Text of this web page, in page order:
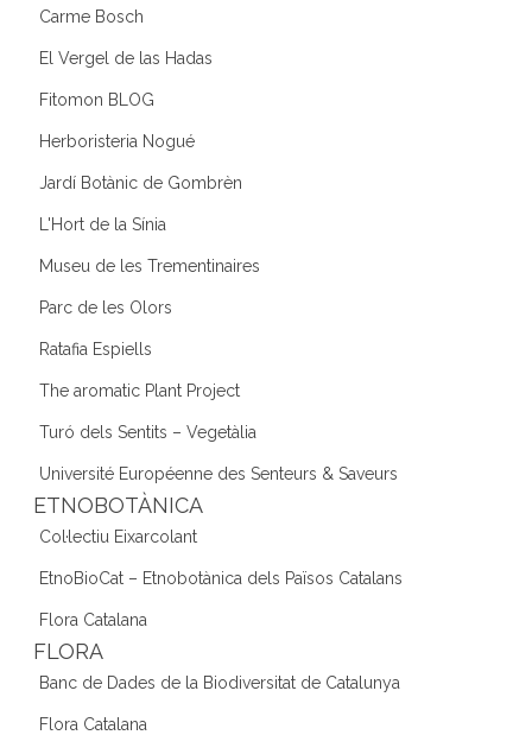
Carme Bosch
El Vergel de las Hadas
Fitomon BLOG
Herboristeria Nogué
Jardí Botànic de Gombrèn
L'Hort de la Sínia
Museu de les Trementinaires
Parc de les Olors
Ratafia Espiells
The aromatic Plant Project
Turó dels Sentits – Vegetàlia
Université Européenne des Senteurs & Saveurs
ETNOBOTÀNICA
Col·lectiu Eixarcolant
EtnoBioCat – Etnobotànica dels Països Catalans
Flora Catalana
FLORA
Banc de Dades de la Biodiversitat de Catalunya
Flora Catalana